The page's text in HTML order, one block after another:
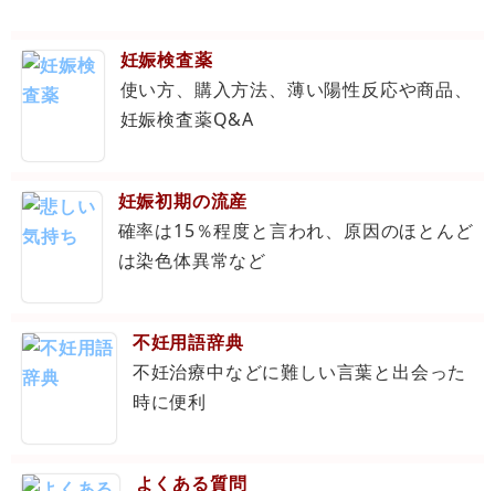
妊娠検査薬
使い方、購入方法、薄い陽性反応や商品、
妊娠検査薬Q&A
妊娠初期の流産
確率は15％程度と言われ、原因のほとんど
は染色体異常など
不妊用語辞典
不妊治療中などに難しい言葉と出会った
時に便利
よくある質問